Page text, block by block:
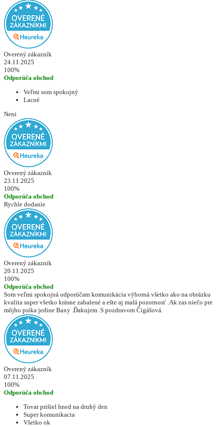
Overený zákazník
24.11.2025
100%
Odporúča obchod
Veľmi som spokojný
Lacné
Neni
Overený zákazník
23.11.2025
100%
Odporúča obchod
Rychle dodanie
Overený zákazník
20.11.2025
100%
Odporúča obchod
Som veľmi spokojná odporúčam komunikácia výborná všetko ako na obrázku
kvalita super všetko krásne zabalené a ešte aj malá pozornosť .Ak zas niečo pre
môjho psíka jedine Baxy .Ďakujem .S pozdravom Čigášová.
Overený zákazník
07.11.2025
100%
Odporúča obchod
Tovar prišiel hned na druhý den
Super komunikacia
Všetko ok